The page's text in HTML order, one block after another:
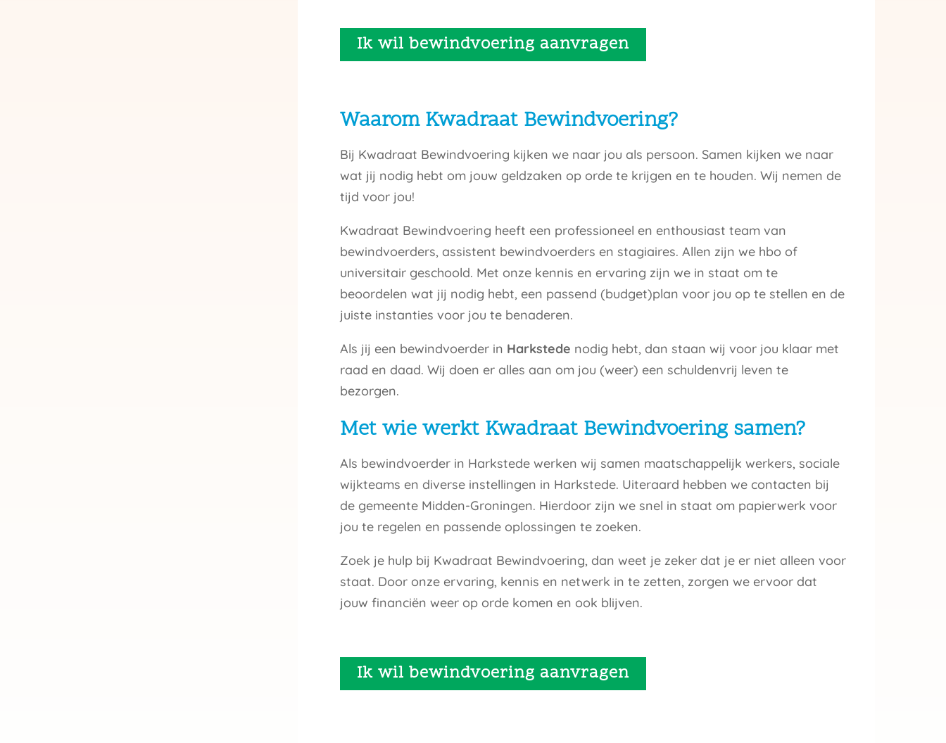
Ik wil bewindvoering aanvragen
Waarom Kwadraat Bewindvoering?
Bij Kwadraat Bewindvoering kijken we naar jou als persoon. Samen kijken we naar
wat jij nodig hebt om jouw geldzaken op orde te krijgen en te houden. Wij nemen de
tijd voor jou!
Kwadraat Bewindvoering heeft een professioneel en enthousiast team van
bewindvoerders, assistent bewindvoerders en stagiaires. Allen zijn we hbo of
universitair geschoold. Met onze kennis en ervaring zijn we in staat om te
beoordelen wat jij nodig hebt, een passend (budget)plan voor jou op te stellen en de
juiste instanties voor jou te benaderen.
Als jij een bewindvoerder in Harkstede nodig hebt, dan staan wij voor jou klaar met
raad en daad. Wij doen er alles aan om jou (weer) een schuldenvrij leven te
bezorgen.
Met wie werkt Kwadraat Bewindvoering samen?
Als bewindvoerder in Harkstede werken wij samen maatschappelijk werkers, sociale
wijkteams en diverse instellingen in Harkstede. Uiteraard hebben we contacten bij
de gemeente Midden-Groningen. Hierdoor zijn we snel in staat om papierwerk voor
jou te regelen en passende oplossingen te zoeken.
Zoek je hulp bij Kwadraat Bewindvoering, dan weet je zeker dat je er niet alleen voor
staat. Door onze ervaring, kennis en netwerk in te zetten, zorgen we ervoor dat
jouw financiën weer op orde komen en ook blijven.
Ik wil bewindvoering aanvragen